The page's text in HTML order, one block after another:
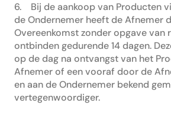
6. Bij de aankoop van Producten
de Ondernemer heeft de Afnemer
Overeenkomst zonder opgave van
ontbinden gedurende 14 dagen.
op de dag na ontvangst van het
Afnemer of een vooraf door de
en aan de Ondernemer bekend
vertegenwoordiger.